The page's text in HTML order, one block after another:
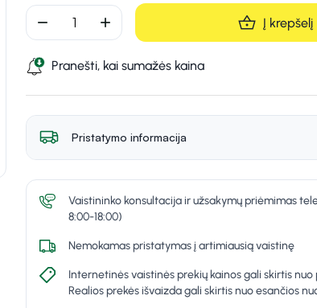
remove add Į krepšelį
Pranešti, kai sumažės kaina
Pristatymo informacija
Vaistininko konsultacija ir užsakymų priėmimas
8:00-18:00)
Nemokamas pristatymas į artimiausią vaistinę
Internetinės vaistinės prekių kainos gali skirtis nuo
Realios prekės išvaizda gali skirtis nuo esančios